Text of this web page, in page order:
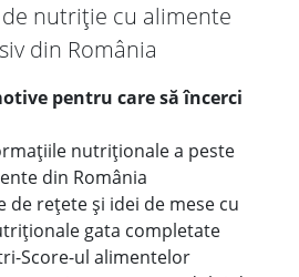
nutriție cu alimente
din România
pentru care să încerci
nutriționale a peste
din România
de rețete și idei de mese cu
gata completate
Score-ul alimentelor